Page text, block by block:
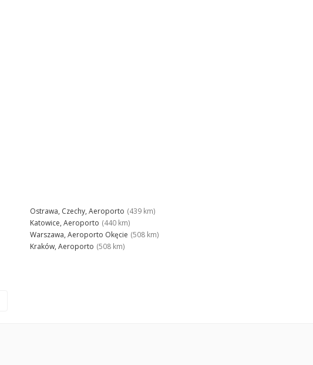
Ostrawa, Czechy, Aeroporto (439 km)
Katowice, Aeroporto (440 km)
Warszawa, Aeroporto Okęcie (508 km)
Kraków, Aeroporto (508 km)